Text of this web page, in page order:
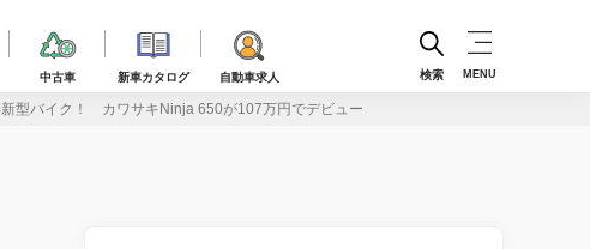
中古車 新車カタログ 自動車求人 検索 MENU
新型バイク！ カワサキNinja 650が107万円でデビュー